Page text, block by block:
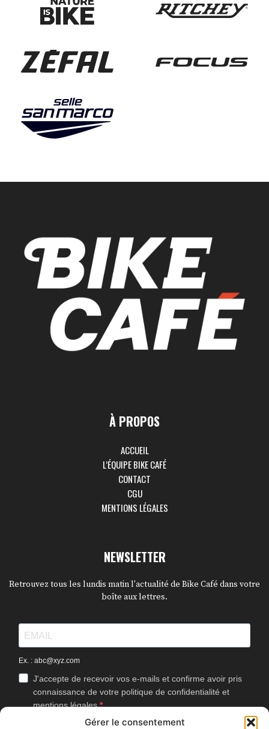
Gérer le consentement
À PROPOS
ACCUEIL
L’ÉQUIPE BIKE CAFÉ
CONTACT
CGU
MENTIONS LÉGALES
NEWSLETTER
Retrouvez tous les lundis matin l'actualité de Bike Café dans votre
boîte aux lettres.
Ex. : abc@xyz.com
J'accepte de recevoir vos e-mails et confirme avoir pris
connaissance de votre politique de confidentialité et
mentions légales.
Vous pouvez vous désinscrire à tout moment en cliquant sur le lien